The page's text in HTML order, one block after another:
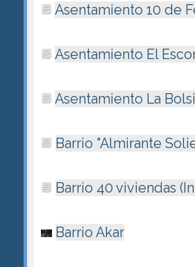
Asentamiento 10 de
Asentamiento El
Asentamiento La
Barrio "Almirante
Barrio 40 viviendas
Barrio Akar